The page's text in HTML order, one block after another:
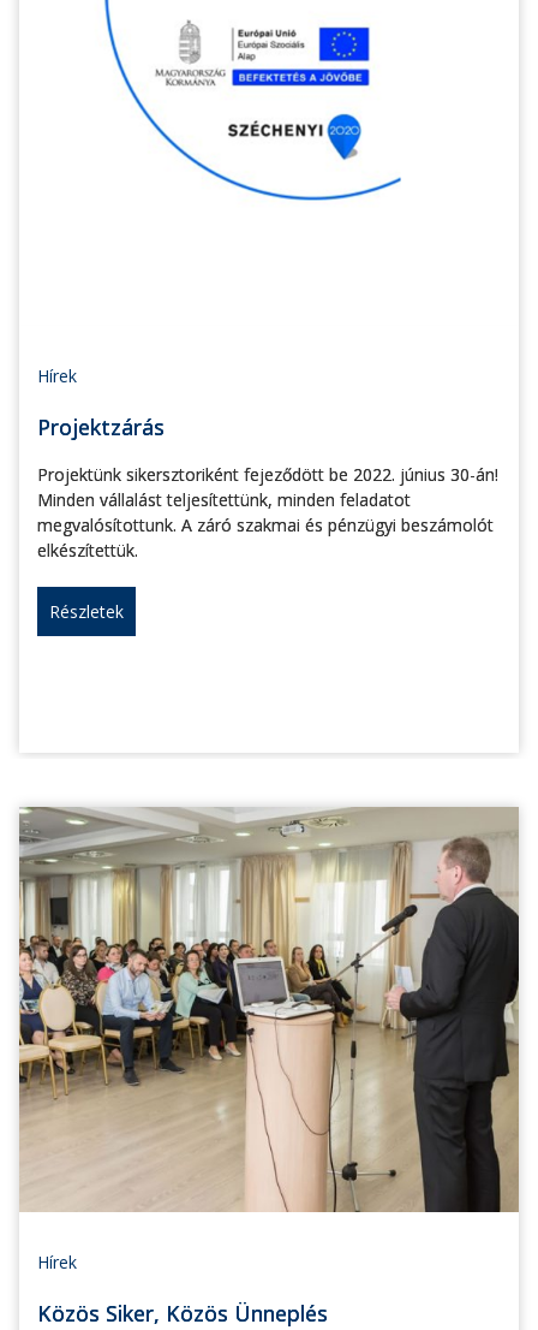
Hírek
Projektzárás
Projektünk sikersztoriként fejeződött be 2022. június 30-án!
Minden vállalást teljesítettünk, minden feladatot
megvalósítottunk. A záró szakmai és pénzügyi beszámolót
elkészítettük.
Részletek
Hírek
Közös Siker, Közös Ünneplés